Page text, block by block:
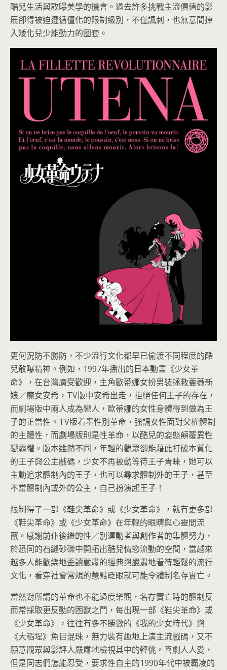
酷兒生活與敢曝美學的機會。過去許多挑戰主流價值的影
展卻得被迫遵循僵化的限制級別，不僅諷刺，也無意間掉
入矮化兒少能動力的圈套。
更何況防不勝防，不少流行文化都早已偷渡不同程度的酷
兒敢曝精神。例如，1997年播出的日本動畫《少女革
命》，在台灣廣受歡迎，主角歐蒂娜女扮男裝拯救薔薇新
娘／魔女安希，TV版中安希出走，拒絕任何王子的存在，
而劇場版中兩人成為戀人，歐蒂娜的女性身體得到做為王
子的正當性。TV版着墨性別革命，強調女性面對父權體制
的主體性，而劇場版則是性革命，以酷兒的姿態顛覆異性
戀霸權。版本雖然不同，年輕的觀眾卻能藉此打破本質化
的王子與公主戲碼，少女不再被動等待王子青睞，她可以
主動追求體制內的王子，也可以尋求體制外的王子，甚至
不當體制內或外的公主，自己扮演起王子！
限制得了一部《鞋尖革命》或《少女革命》，就有更多部
《鞋尖革命》或《少女革命》在年輕的眼睛與心靈間流
竄。感謝前仆後繼的性／別運動者與創作者的集體努力，
於恐同的石縫砂礫中開拓出酷兒情慾流動的空間，當越來
越多人能歡樂地歪讀嚴肅的經典與嚴肅地看待輕鬆的流行
文化，看穿社會常規的慧黠眨眼就可能令體制名存實亡。
當然對所謂的革命也不能過度樂觀，名存實亡時的體制反
而常採取更反動的困獸之鬥，每出現一部《鞋尖革命》或
《少女革命》，往往有多不勝數的《我的少女時代》與
《大稻埕》魚目混珠，無力裝有趣地上演主流戲碼，又不
願意觀眾與影評人嚴肅地檢視其中的輕佻。喜劇人人愛，
但是同志們怎能忍受，要求性自主的1990年代中被霸凌的